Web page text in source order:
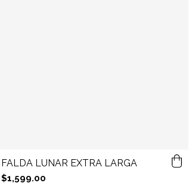
FALDA LUNAR EXTRA LARGA
$1,599.00